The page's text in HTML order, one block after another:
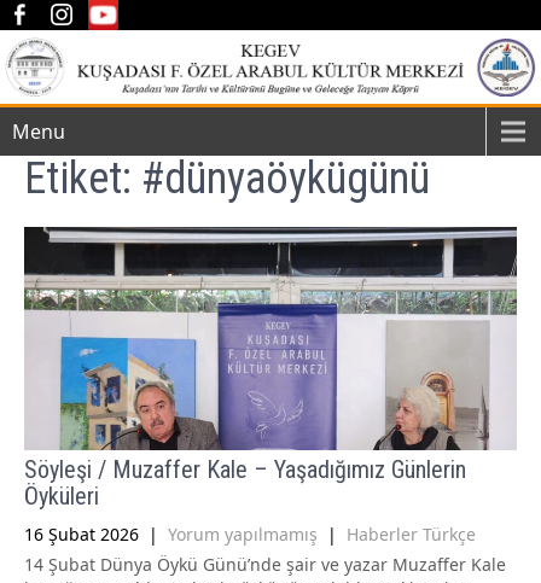
Menu
Etiket: #dünyaöykügünü
Söyleşi / Muzaffer Kale – Yaşadığımız Günlerin
Öyküleri
16 Şubat 2026 | Yorum yapılmamış | Haberler Türkçe
14 Şubat Dünya Öykü Günü’nde şair ve yazar Muzaffer Kale